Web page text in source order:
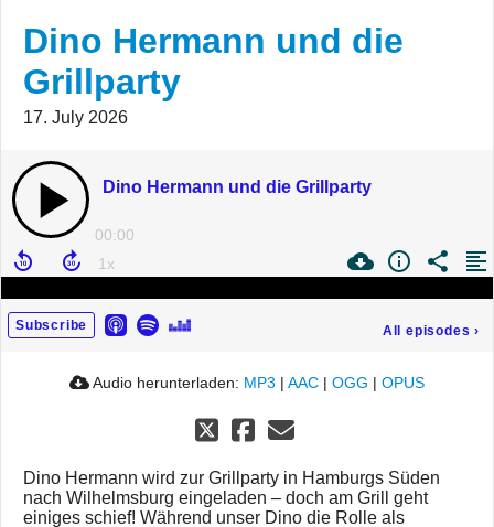
Dino Hermann und die
Grillparty
17. July 2026
Dino Hermann und die Grillparty
00:00
Subscribe All episodes ›
Audio herunterladen: MP3 | AAC | OGG | OPUS
Dino Hermann wird zur Grillparty in Hamburgs Süden
nach Wilhelmsburg eingeladen – doch am Grill geht
einiges schief! Während unser Dino die Rolle als